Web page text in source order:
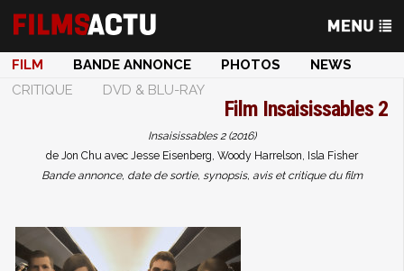
FILM BANDE ANNONCE PHOTOS
NEWS
CRITIQUE
DVD & BLU-RAY
Film Insaisissables 2
Insaisissables 2 (2016)
de Jon Chu avec Jesse Eisenberg, Woody Harrelson, Isla Fisher
Bande annonce, date de sortie, synopsis, avis et critique du film